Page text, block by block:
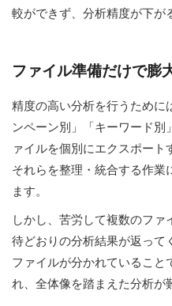
較ができず、分析精度が下が
ファイル準備だけで膨
精度の高い分析を行うために
ンペーン別」「キーワード別
ァイルを個別にエクスポート
それらを整理・統合する作業
ます。
しかし、苦労して複数のフ
待どおりの分析結果が返って
ファイルが分かれていること
れ、全体像を踏まえた分析が